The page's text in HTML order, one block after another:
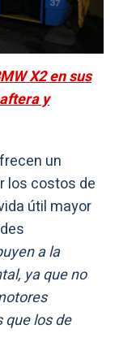
X2 en sus
y
un
los costos de
útil mayor
a la
ya que no
los de